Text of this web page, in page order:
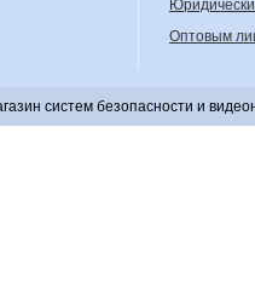
Оптовым
систем безопасности и